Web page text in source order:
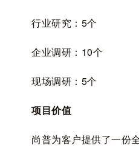
行业研究： 5个
企业调研： 10个
现场调研： 5个
项目价值
尚普为客户提供了一份